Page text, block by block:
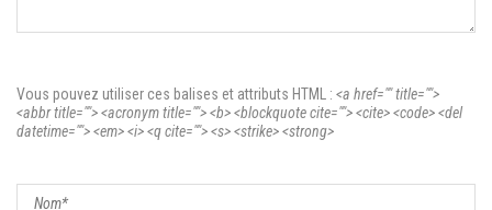
Vous pouvez utiliser ces balises et attributs HTML : <a href="" title="">
<abbr title=""> <acronym title=""> <b> <blockquote cite=""> <cite> <code> <del
datetime=""> <em> <i> <q cite=""> <s> <strike> <strong>